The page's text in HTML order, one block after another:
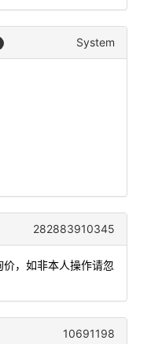
System
282883910345
价，如非本人操作请忽
10691198